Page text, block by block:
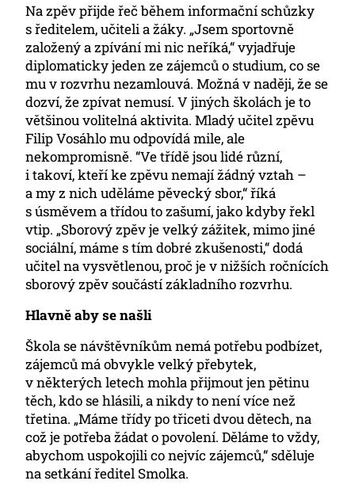
Na zpěv přijde řeč během informační schůzky
s ředitelem, učiteli a žáky. „Jsem sportovně
založený a zpívání mi nic neříká,“ vyjadřuje
diplomaticky jeden ze zájemců o studium, co se
mu v rozvrhu nezamlouvá. Možná v naději, že se
dozví, že zpívat nemusí. V jiných školách je to
většinou volitelná aktivita. Mladý učitel zpěvu
Filip Vosáhlo mu odpovídá mile, ale
nekompromisně. “Ve třídě jsou lidé různí,
i takoví, kteří ke zpěvu nemají žádný vztah –
a my z nich uděláme pěvecký sbor,“ říká
s úsměvem a třídou to zašumí, jako kdyby řekl
vtip. „Sborový zpěv je velký zážitek, mimo jiné
sociální, máme s tím dobré zkušenosti,“ dodá
učitel na vysvětlenou, proč je v nižších ročnících
sborový zpěv součástí základního rozvrhu.
Hlavně aby se našli
Škola se návštěvníkům nemá potřebu podbízet,
zájemců má obvykle velký přebytek,
v některých letech mohla přijmout jen pětinu
těch, kdo se hlásili, a nikdy to není více než
třetina. „Máme třídy po třiceti dvou dětech, na
což je potřeba žádat o povolení. Děláme to vždy,
abychom uspokojili co nejvíc zájemců,“ sděluje
na setkání ředitel Smolka.